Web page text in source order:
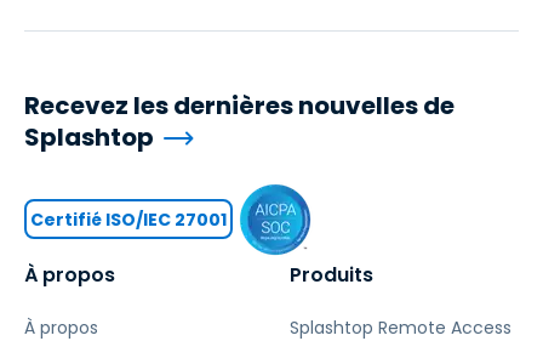
À propos
À propos
Produits
Splashtop Remote Access
Recevez les dernières nouvelles de
Splashtop
Certifié ISO/IEC 27001